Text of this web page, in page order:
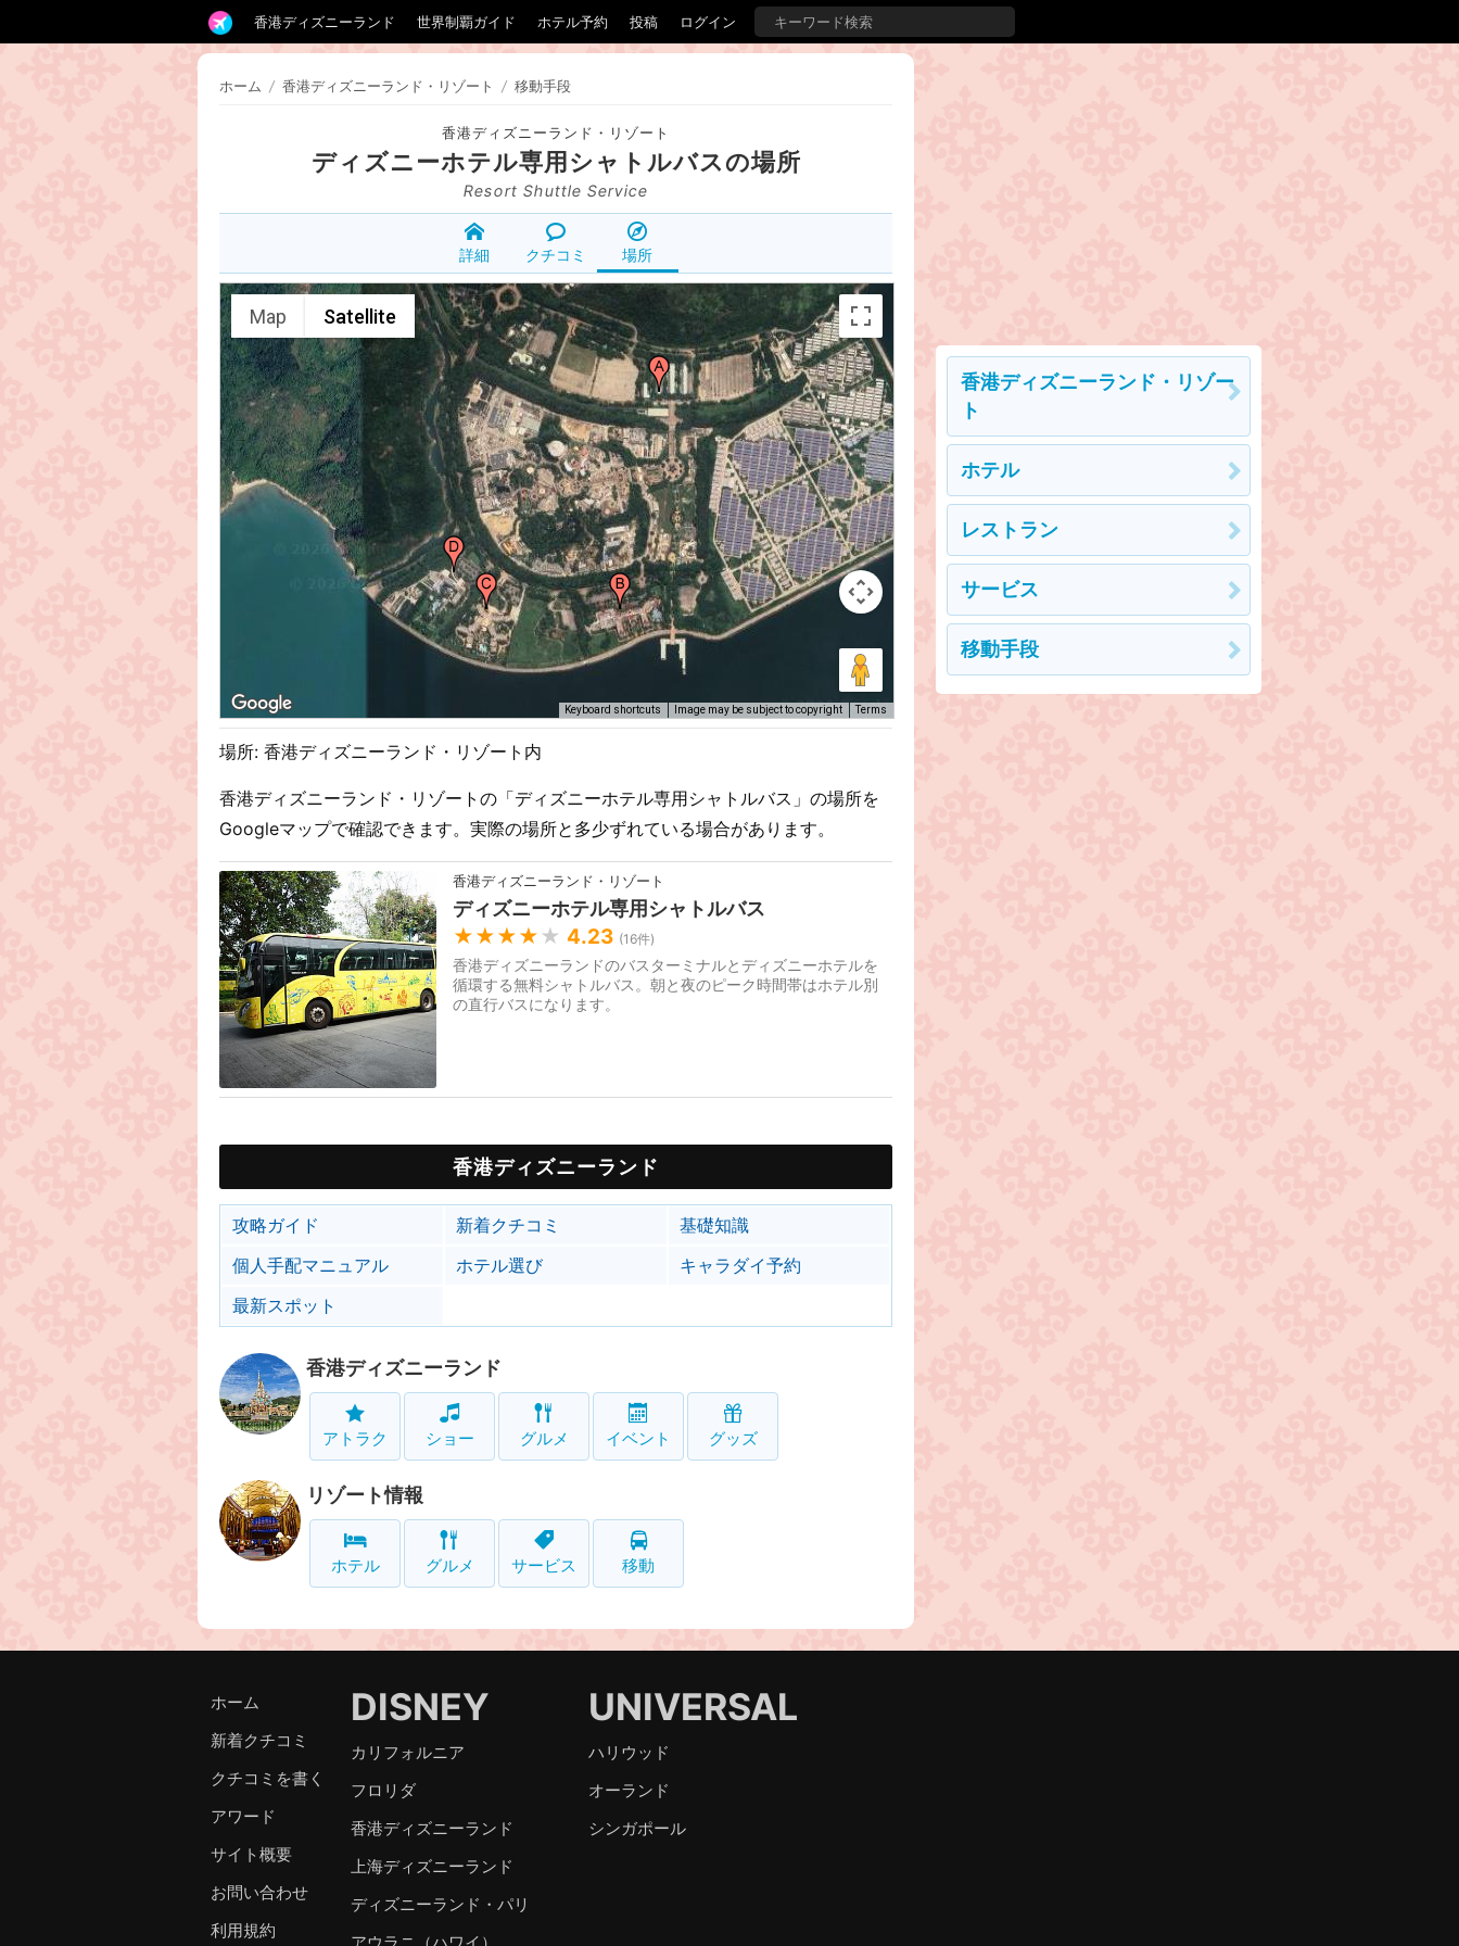
香港ディズニーランド 世界制覇ガイド ホテル予約 投稿 ログイン
ホーム / 香港ディズニーランド・リゾート / 移動手段
香港ディズニーランド・リゾート
ディズニーホテル専用シャトルバスの場所
Resort Shuttle Service
詳細 クチコミ 場所
Map Satellite
Keyboard shortcuts Image may be subject to copyright Terms
場所: 香港ディズニーランド・リゾート内
香港ディズニーランド・リゾートの「ディズニーホテル専用シャトルバス」の場所を
Googleマップで確認できます。実際の場所と多少ずれている場合があります。
香港ディズニーランド・リゾート
ディズニーホテル専用シャトルバス
★★★★ ★ 4.23 (16件)
香港ディズニーランドのバスターミナルとディズニーホテルを
循環する無料シャトルバス。朝と夜のピーク時間帯はホテル別
の直行バスになります。
香港ディズニーランド
攻略ガイド 新着クチコミ
基礎知識
個人手配マニュアル
ホテル選び
キャラダイ予約
最新スポット
香港ディズニーランド
アトラク ショー グルメ イベント グッズ
リゾート情報
ホテル グルメ サービス 移動
香港ディズニーランド・リゾー
ト
ホテル
レストラン
サービス
移動手段
ホーム
新着クチコミ
クチコミを書く
アワード
サイト概要
お問い合わせ
利用規約
DISNEY
カリフォルニア
フロリダ
香港ディズニーランド
上海ディズニーランド
ディズニーランド・パリ
UNIVERSAL
ハリウッド
オーランド
シンガポール